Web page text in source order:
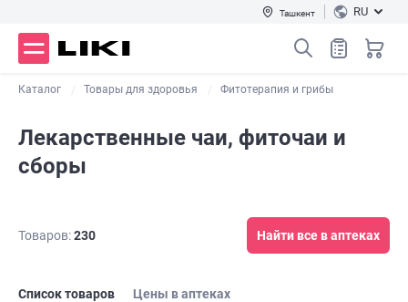
Ташкент RU
Каталог Товары для здоровья Фитотерапия и грибы
Лекарственные чаи, фиточаи и
сборы
Товаров:230 Найти все в аптеках
Список товаров Цены в аптеках